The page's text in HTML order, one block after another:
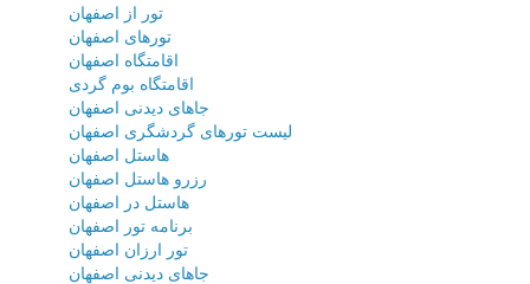
تور از اصفهان
تورهای اصفهان
اقامتگاه اصفهان
اقامتگاه بوم گردی
جاهای دیدنی اصفهان
لیست تورهای گردشگری اصفهان
هاستل اصفهان
رزرو هاستل اصفهان
هاستل در اصفهان
برنامه تور اصفهان
تور ارزان اصفهان
جاهای دیدنی اصفهان